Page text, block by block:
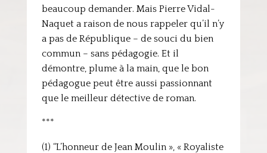
beaucoup demander. Mais Pierre Vidal-
Naquet a raison de nous rappeler qu’il n’y
a pas de République – de souci du bien
commun – sans pédagogie. Et il
démontre, plume à la main, que le bon
pédagogue peut être aussi passionnant
que le meilleur détective de roman.
***
(1) “L’honneur de Jean Moulin », « Royaliste